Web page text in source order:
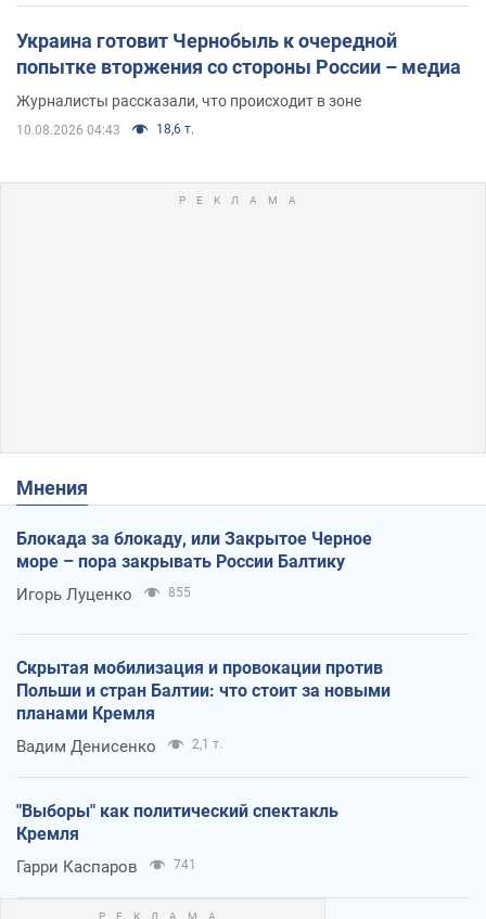
Украина готовит Чернобыль к очередной
попытке вторжения со стороны России – медиа
Журналисты рассказали, что происходит в зоне
10.08.2026 04:43 18,6 т.
Мнения
Блокада за блокаду, или Закрытое Черное
море – пора закрывать России Балтику
Игорь Луценко 855
Скрытая мобилизация и провокации против
Польши и стран Балтии: что стоит за новыми
планами Кремля
Вадим Денисенко 2,1 т.
"Выборы" как политический спектакль
Кремля
Гарри Каспаров 741